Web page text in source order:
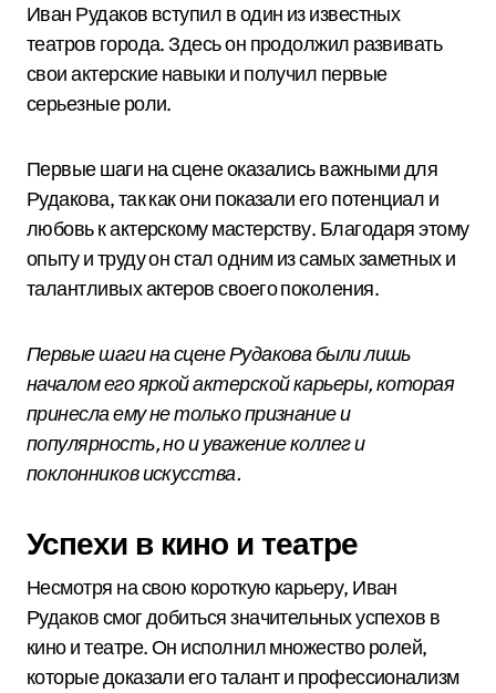
Иван Рудаков вступил в один из известных
театров города. Здесь он продолжил развивать
свои актерские навыки и получил первые
серьезные роли.
Первые шаги на сцене оказались важными для
Рудакова, так как они показали его потенциал и
любовь к актерскому мастерству. Благодаря этому
опыту и труду он стал одним из самых заметных и
талантливых актеров своего поколения.
Первые шаги на сцене Рудакова были лишь
началом его яркой актерской карьеры, которая
принесла ему не только признание и
популярность, но и уважение коллег и
поклонников искусства.
Успехи в кино и театре
Несмотря на свою короткую карьеру, Иван
Рудаков смог добиться значительных успехов в
кино и театре. Он исполнил множество ролей,
которые доказали его талант и профессионализм